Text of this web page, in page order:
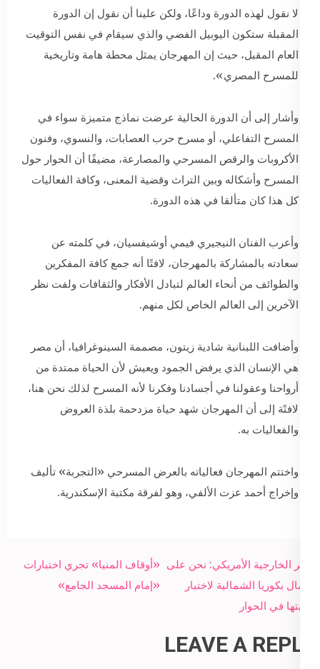
لا نقول لهذه الدورة وداعًا، ولكن علينا أن نقول إن الدورة
المقبلة ستكون اليوبيل الفضي والذي سيقام في نفس التوقيت
العام المقبل، حيث إن المهرجان يمثل محطة هامة وتاريخية
للمسرح المصري».
وأشار إلى أن الدورة الحالية عرضت نماذج متميزة سواء في
المسرح التفاعلي، أو مسرح حرب العصابات، والنسوي، وفنون
الأكروبات والرقص المسرحي والمصارعة، مضيفًا أن الحوار حول
المسرح وأشكاله وبين التراث وقضية المعنى، وكافة الفعاليات
كل هذا كان متألقا في هذه الدورة.
وأعرب الفنان النيجيري فيمي أوشيفسيان، في كلمته عن
سعادته بالمشاركة بالمهرجان، لافتًا أنه جمع كافة المفكرين
والطوائف من أنحاء العالم لتبادل الأفكار والثقافات ولفت نظر
الآخرين إلى العالم الخاص لكل منهم.
وأضافت اللبنانية شادية زيتون، مصممة السينوغرافيا، أن مصر
هي الإنسان الذي يرفض الجمود ويعيش لأن الحياة ممتدة من
أرواحنا وعقولنا في أجسادنا وفكرنا لأنه المسرح لذلك نحن هنا،
لافتًة إلى أن المهرجان شهد حياة مزدحمة بلذة العروض
والفعاليات به.
واختتم المهرجان فعالياته بالعرض المسرحي «التجربة» تأليف
وإخراج أحمد عزت الألفي، وهو لفرقة مكتبة الإسكندرية.
Post
navigation
«أوقاف المنيا» تجري اختبارات
«إمام المسجد الجامع»
وزير الخارجية الأمريكي: نحن على
اتصال بكوريا الشمالية لاختبار
رغبتها في الحوار
LEAVE A REPLY